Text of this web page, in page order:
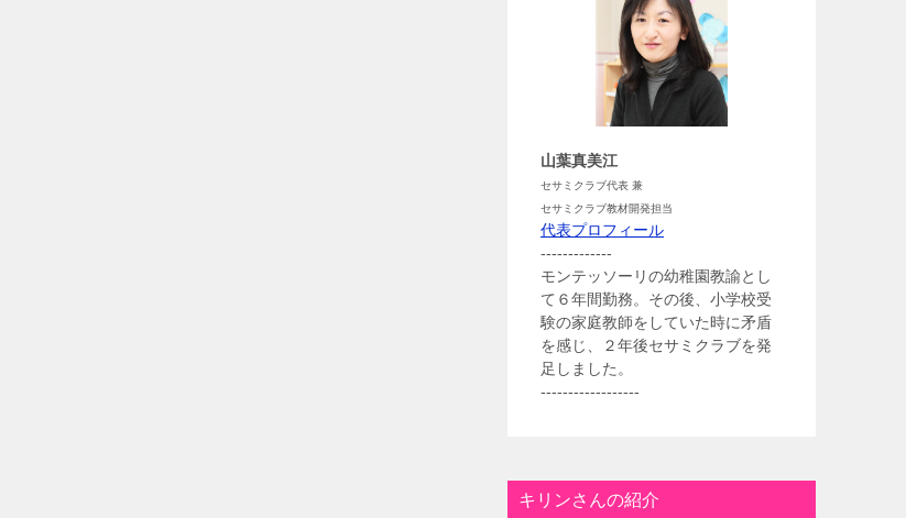
山葉真美江
セサミクラブ代表 兼
セサミクラブ教材開発担当
代表プロフィール
-------------
モンテッソーリの幼稚園教諭とし
て６年間勤務。その後、小学校受
験の家庭教師をしていた時に矛盾
を感じ、２年後セサミクラブを発
足しました。
------------------
キリンさんの紹介